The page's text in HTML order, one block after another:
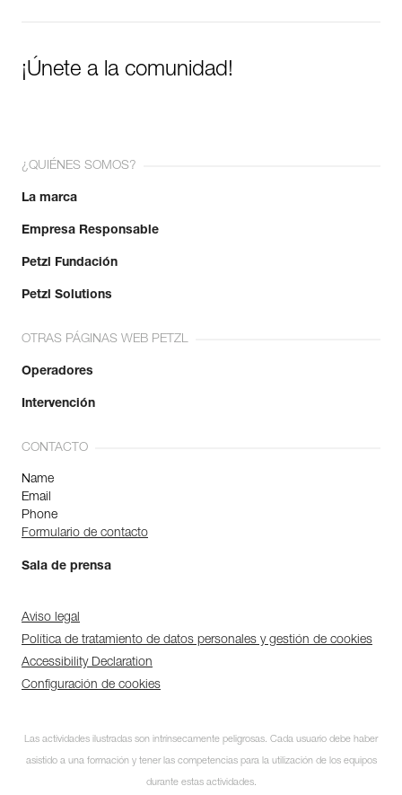
¡Únete a la comunidad!
¿QUIÉNES SOMOS?
La marca
Empresa Responsable
Petzl Fundación
Petzl Solutions
OTRAS PÁGINAS WEB PETZL
Operadores
Intervención
CONTACTO
Name
Email
Phone
Formulario de contacto
Sala de prensa
Aviso legal
Política de tratamiento de datos personales y gestión de cookies
Accessibility Declaration
Configuración de cookies
Las actividades ilustradas son intrínsecamente peligrosas. Cada usuario debe haber
asistido a una formación y tener las competencias para la utilización de los equipos
durante estas actividades.